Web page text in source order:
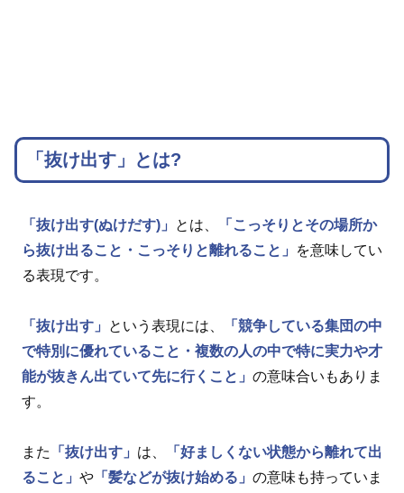
「抜け出す」とは?
「抜け出す(ぬけだす)」 とは、
「こっそりとその場所か
ら抜け出ること・こっそりと離れること」
を意味してい
る表現です。
「抜け出す」 という表現には、
「競争している集団の中
で特別に優れていること・複数の人の中で特に実力や才
能が抜きん出ていて先に行くこと」 の意味合いもありま
す。
また 「抜け出す」 は、
「好ましくない状態から離れて出
ること」 や 「髪などが抜け始める」 の意味も持っていま